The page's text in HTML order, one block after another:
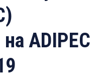
ADIPEC